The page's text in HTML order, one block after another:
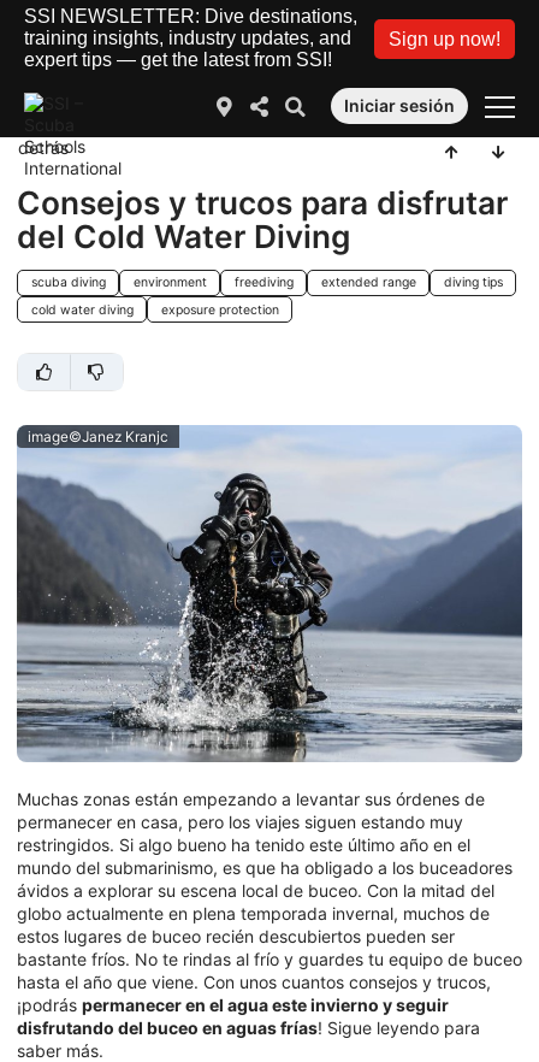
SSI NEWSLETTER: Dive destinations,
training insights, industry updates, and
expert tips — get the latest from SSI!
Sign up now!
Iniciar sesión
detrás
Consejos y trucos para disfrutar
del Cold Water Diving
scuba diving environment freediving extended range
diving tips
cold water diving
exposure protection
image©Janez Kranjc
Muchas zonas están empezando a levantar sus órdenes de
permanecer en casa, pero los viajes siguen estando muy
restringidos. Si algo bueno ha tenido este último año en el
mundo del submarinismo, es que ha obligado a los buceadores
ávidos a explorar su escena local de buceo. Con la mitad del
globo actualmente en plena temporada invernal, muchos de
estos lugares de buceo recién descubiertos pueden ser
bastante fríos. No te rindas al frío y guardes tu equipo de buceo
hasta el año que viene. Con unos cuantos consejos y trucos,
¡podrás permanecer en el agua este invierno y seguir
disfrutando del buceo en aguas frías! Sigue leyendo para
saber más.